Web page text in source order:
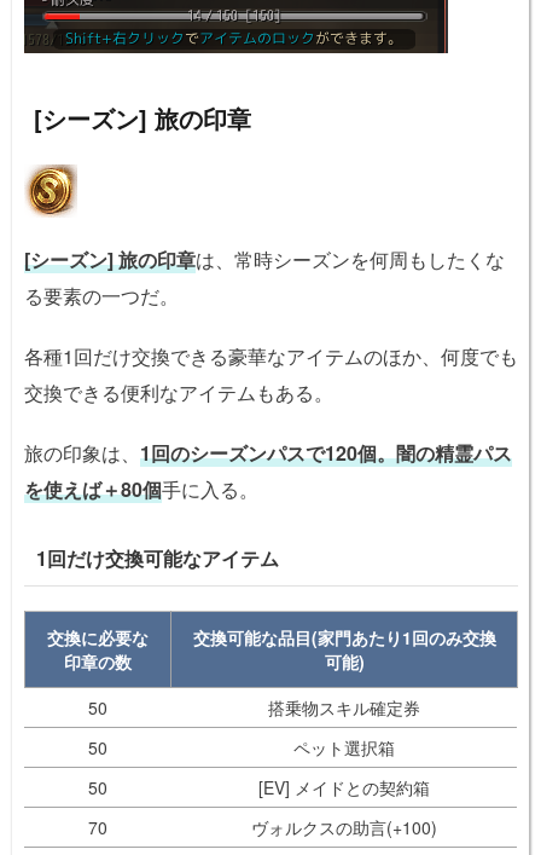
[シーズン] 旅の印章
[シーズン] 旅の印章は、常時シーズンを何周もしたくな
る要素の一つだ。
各種1回だけ交換できる豪華なアイテムのほか、何度でも
交換できる便利なアイテムもある。
旅の印象は、 1回のシーズンパスで120個。闇の精霊パス
を使えば＋80個手に入る。
1回だけ交換可能なアイテム
交換に必要な
印章の数
交換可能な品目(家門あたり1回のみ交換
可能)
50
搭乗物スキル確定券
50
ペット選択箱
50
[EV] メイドとの契約箱
70
ヴォルクスの助言(+100)